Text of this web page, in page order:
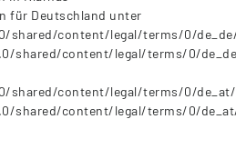
für Deutschland unter
shared/content/legal/terms/0/
shared/content/legal/terms/0/
shared/content/legal/terms/0/
shared/content/legal/terms/0/